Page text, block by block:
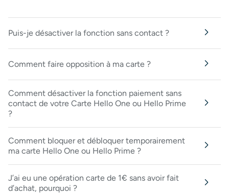
Puis-je désactiver la fonction sans contact ?
Comment faire opposition à ma carte ?
Comment désactiver la fonction paiement sans
contact de votre Carte Hello One ou Hello Prime
?
Comment bloquer et débloquer temporairement
ma carte Hello One ou Hello Prime ?
J’ai eu une opération carte de 1€ sans avoir fait
d’achat, pourquoi ?